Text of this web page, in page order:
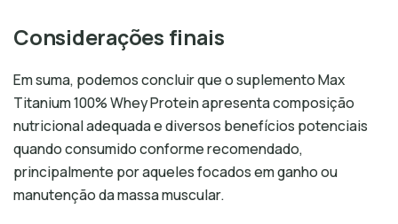
Considerações finais
Em suma, podemos concluir que o suplemento Max
Titanium 100% Whey Protein apresenta composição
nutricional adequada e diversos benefícios potenciais
quando consumido conforme recomendado,
principalmente por aqueles focados em ganho ou
manutenção da massa muscular.